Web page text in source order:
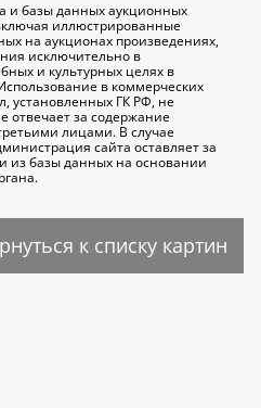
и базы данных аукционных
иллюстрированные
на аукционах произведениях,
исключительно в
и культурных целях в
в коммерческих
установленных ГК РФ, не
отвечает за содержание
лицами. В случае
сайта оставляет за
из базы данных на основании
к списку картин